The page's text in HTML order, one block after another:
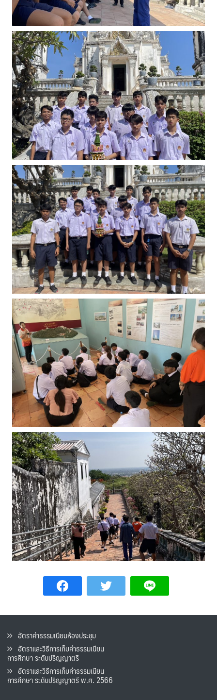
อัตราค่าธรรมเนียมห้องประชุม
อัตราและวิธีการเก็บค่าธรรมเนียน
การศึกษา ระดับปริญญาตรี
อัตราและวิธีการเก็บค่าธรรมเนียน
การศึกษา ระดับปริญญาตรี พ.ศ. 2566